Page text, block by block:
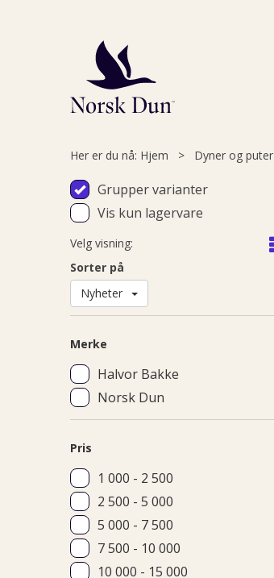
Her er du nå: Hjem > Dyner og puter
Grupper varianter
Vis kun lagervare
Velg visning:
Sorter på
Nyheter
Merke
Halvor Bakke
Norsk Dun
Pris
1 000 - 2 500
2 500 - 5 000
5 000 - 7 500
7 500 - 10 000
10 000 - 15 000